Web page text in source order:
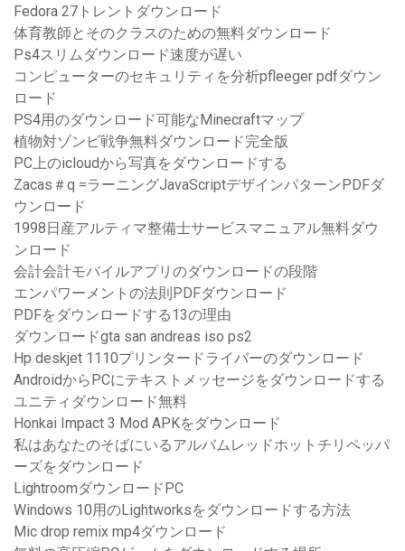
Fedora 27トレントダウンロード
体育教師とそのクラスのための無料ダウンロード
Ps4スリムダウンロード速度が遅い
コンピューターのセキュリティを分析pfleeger pdfダウン
ロード
PS4用のダウンロード可能なMinecraftマップ
植物対ゾンビ戦争無料ダウンロード完全版
PC上のicloudから写真をダウンロードする
Zacas＃q =ラーニングJavaScriptデザインパターンPDFダ
ウンロード
1998日産アルティマ整備士サービスマニュアル無料ダウ
ンロード
会計会計モバイルアプリのダウンロードの段階
エンパワーメントの法則PDFダウンロード
PDFをダウンロードする13の理由
ダウンロードgta san andreas iso ps2
Hp deskjet 1110プリンタードライバーのダウンロード
AndroidからPCにテキストメッセージをダウンロードする
ユニティダウンロード無料
Honkai Impact 3 Mod APKをダウンロード
私はあなたのそばにいるアルバムレッドホットチリペッパ
ーズをダウンロード
LightroomダウンロードPC
Windows 10用のLightworksをダウンロードする方法
Mic drop remix mp4ダウンロード